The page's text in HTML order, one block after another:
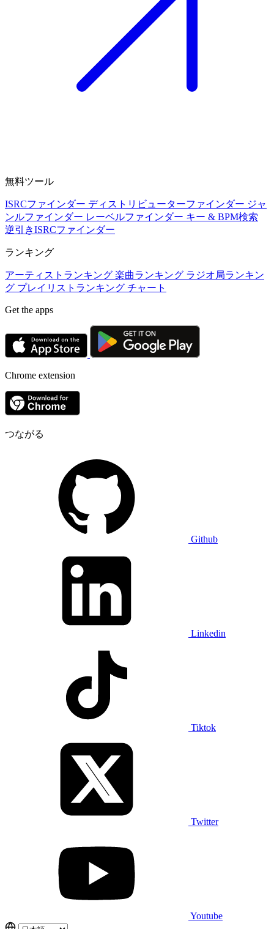
無料ツール
ISRCファインダー ディストリビューターファインダー ジャ
ンルファインダー レーベルファインダー キー & BPM検索
逆引きISRCファインダー
ランキング
アーティストランキング 楽曲ランキング ラジオ局ランキン
グ プレイリストランキング チャート
Get the apps
Chrome extension
つながる
Github
Linkedin
Tiktok
Twitter
Youtube